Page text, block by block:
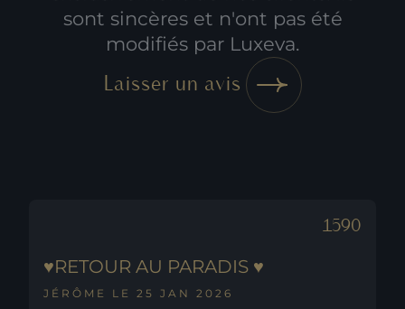
sont sincères et n'ont pas été
modifiés par Luxeva.
Laisser un avis
♥️RETOUR AU PARADIS ♥️
JÉRÔME LE 25 JAN 2026